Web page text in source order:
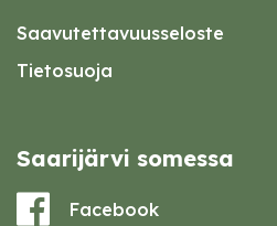
Saavutettavuusseloste
Tietosuoja
Saarijärvi somessa
Facebook